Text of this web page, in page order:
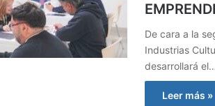
De cara a la
Industrias
desarrollará el…
Leer más »